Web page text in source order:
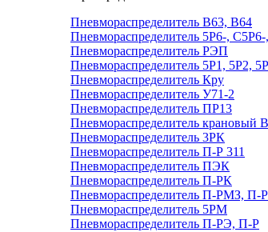
Пневмораспределитель В63, В64
Пневмораспределитель 5Р6-,
Пневмораспределитель РЭП
Пневмораспределитель 5Р1, 5Р2,
Пневмораспределитель Кру
Пневмораспределитель У71-2
Пневмораспределитель ПР13
Пневмораспределитель крановый
Пневмораспределитель 3РК
Пневмораспределитель П-Р 311
Пневмораспределитель ПЭК
Пневмораспределитель П-РК
Пневмораспределитель П-РМЗ,
Пневмораспределитель 5РМ
Пневмораспределитель П-РЭ, П-Р